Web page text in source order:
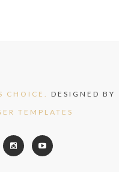
CHOICE. DESIGNED BY
TEMPLATES